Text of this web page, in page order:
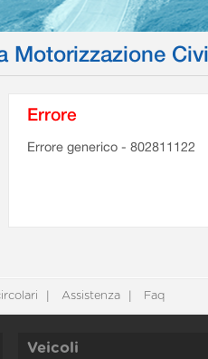
Motorizzazione
Errore
Errore generico - 802811122
Assistenza Faq
Veicoli